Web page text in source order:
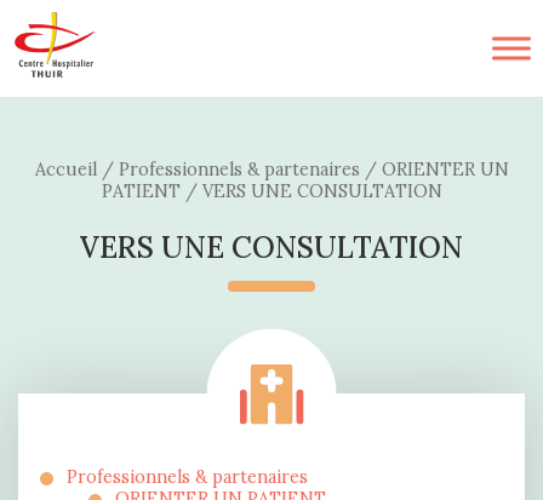
Accueil/ Professionnels & partenaires / ORIENTER UN
PATIENT / VERS UNE CONSULTATION
VERS UNE CONSULTATION
Professionnels & partenaires